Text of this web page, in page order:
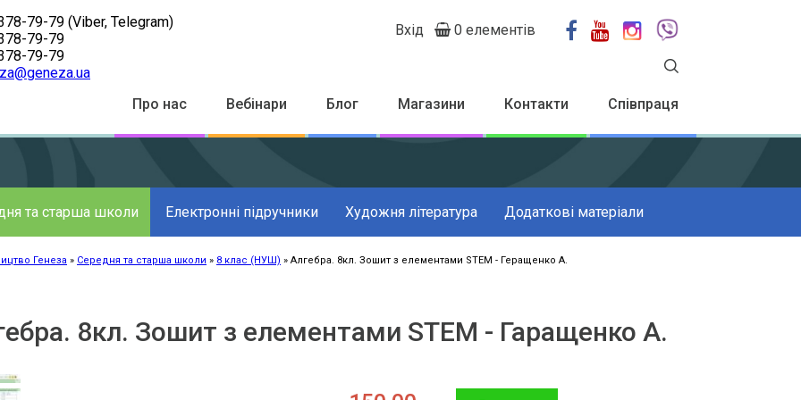
79-79 (Viber, Telegram)
79-79
79-79
menu
Вхід 0 елементів
Top
Menu
Про нас Вебінари Блог Магазини Контакти Співпраця
та старша школи Електронні підручники Художня література Додаткові матеріали
Генеза Середня та старша школи 8 клас (НУШ) Алгебра. 8кл. Зошит з елементами STEM - Геращенко А.
8кл. Зошит з елементами STEM - Гаращенко А.